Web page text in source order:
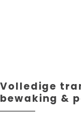
Volledige
bewaking &